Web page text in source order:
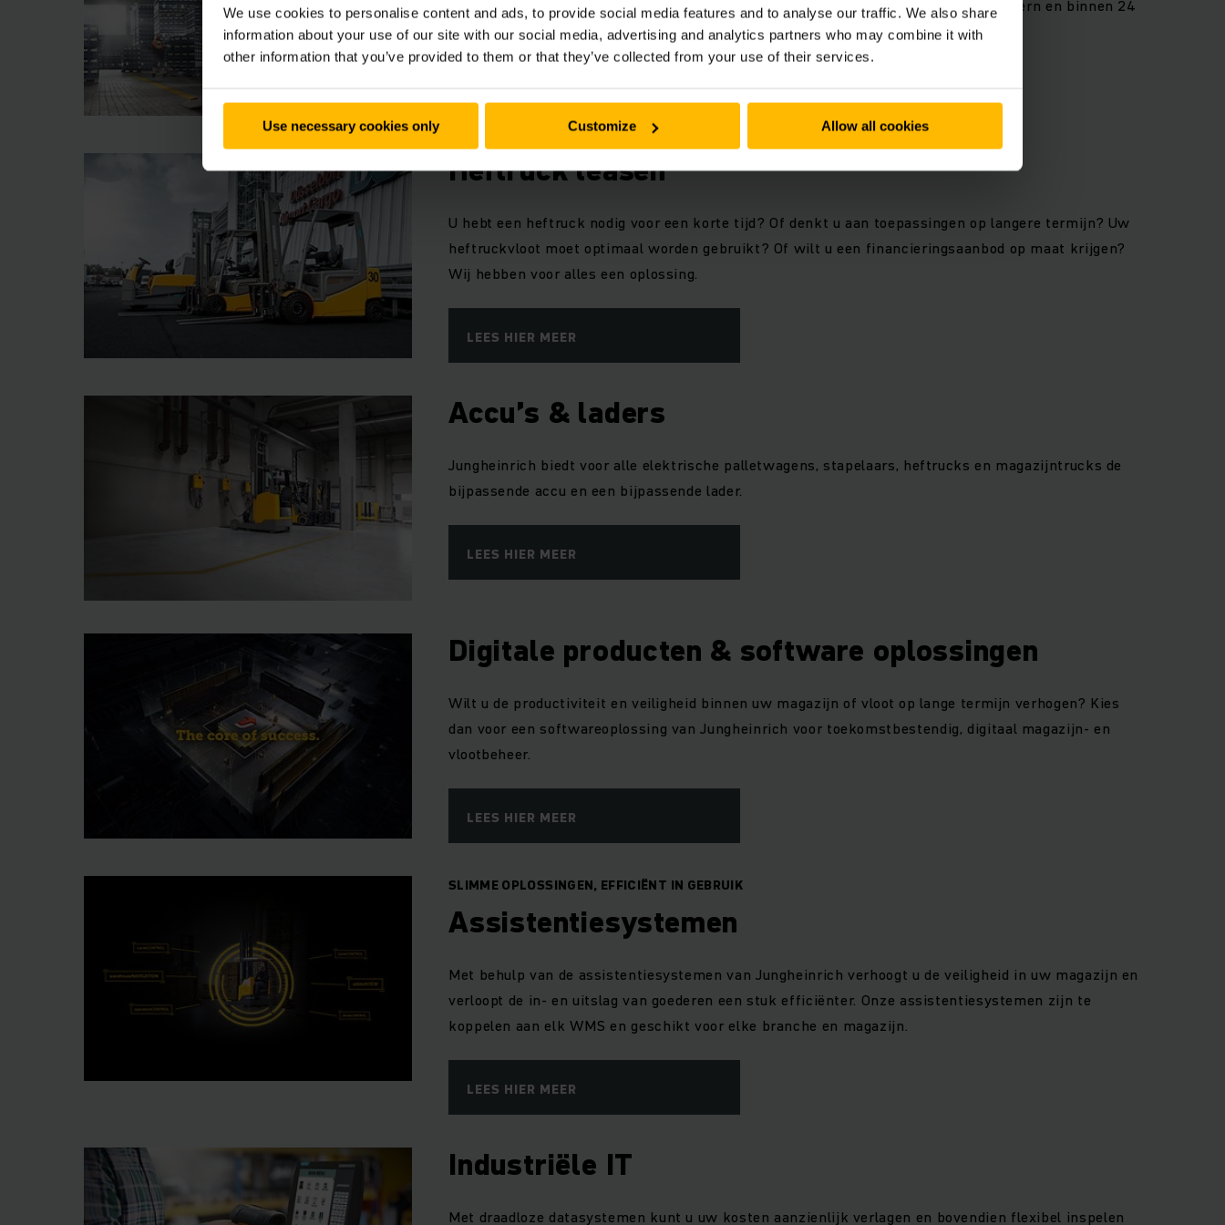
We use cookies to personalise content and ads, to provide social media features and to analyse our traffic. We also share
information about your use of our site with our social media, advertising and analytics partners who may combine it with
other information that you’ve provided to them or that they’ve collected from your use of their services.
Use necessary cookies only Customize Allow all cookies
verschillende huurtrucks. In alle soorten, maten en capaciteiten. Betrouwbaar, modern en binnen 24
uur beschikbaar. Wij helpen u snel en professioneel een heftruck te huren!
LEES HIER MEER
Heftruck leasen
U hebt een heftruck nodig voor een korte tijd? Of denkt u aan toepassingen op langere termijn? Uw
heftruckvloot moet optimaal worden gebruikt? Of wilt u een financieringsaanbod op maat krijgen?
Wij hebben voor alles een oplossing.
LEES HIER MEER
Accu’s & laders
Jungheinrich biedt voor alle elektrische palletwagens, stapelaars, heftrucks en magazijntrucks de
bijpassende accu en een bijpassende lader.
LEES HIER MEER
Digitale producten & software oplossingen
Wilt u de productiviteit en veiligheid binnen uw magazijn of vloot op lange termijn verhogen? Kies
dan voor een softwareoplossing van Jungheinrich voor toekomstbestendig, digitaal magazijn- en
vlootbeheer.
LEES HIER MEER
SLIMME OPLOSSINGEN, EFFICIËNT IN GEBRUIK
Assistentiesystemen
Met behulp van de assistentiesystemen van Jungheinrich verhoogt u de veiligheid in uw magazijn en
verloopt de in- en uitslag van goederen een stuk efficiënter. Onze assistentiesystemen zijn te
koppelen aan elk WMS en geschikt voor elke branche en magazijn.
LEES HIER MEER
Industriële IT
Met draadloze datasystemen kunt u uw kosten aanzienlijk verlagen en bovendien flexibel inspelen